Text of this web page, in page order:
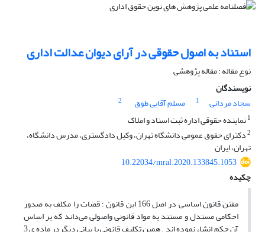
استناد به اصول حقوقی در آرای دیوان عدالت اداری
نوع مقاله : مقاله پژوهشی
نویسندگان
سجاد مردانی
1 مسلم آقایی طوق
2
1نماینده حقوقی اداره ثبت اسناد و املاک
2دکترای حقوق عمومی دانشگاه تهران، وکیل دادگستری، مدرس دانشگاه،
تهران، ایران
10.22034/mral.2020.133845.1053
چکیده
مقنن قانون اساسی در اصل 166 این قانون ؛ قضات را مکلف به صدور
احکامی مستدل و مستند به مواد قانونی واصولی می‌داند که بر اساس